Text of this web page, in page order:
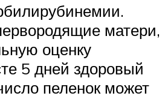
матери,
оценку
5 дней здоровый
пеленок может